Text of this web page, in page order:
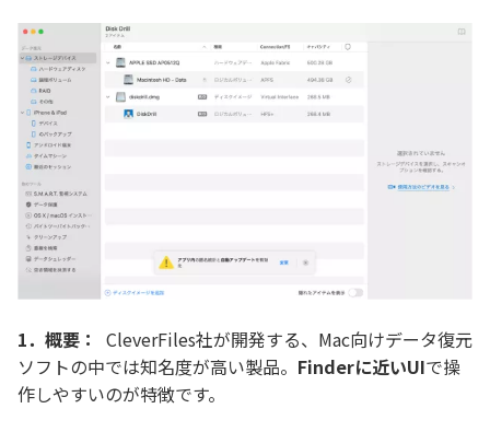
1．概要：
CleverFiles社が開発する、Mac向けデータ復元
ソフトの中では知名度が高い製品。 Finderに近いUIで操
作しやすいのが特徴です。